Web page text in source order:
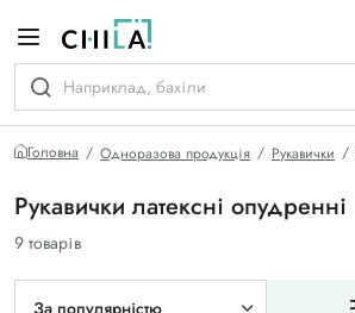
Головна Одноразова продукція Рукавички
Рукавички латексні опудренні
9 товарів
За популярністю
гамі